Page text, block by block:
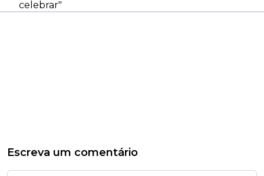
celebrar"
Escreva um comentário